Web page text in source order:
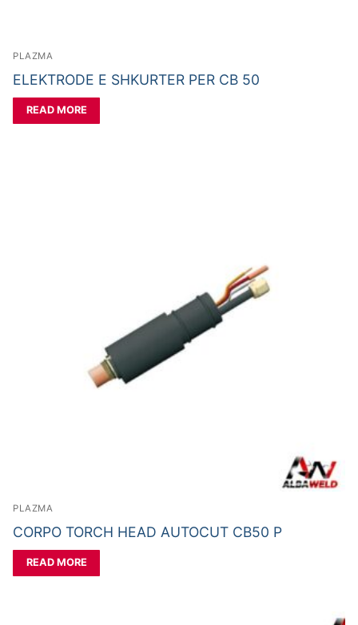
PLAZMA
ELEKTRODE E SHKURTER PER CB 50
READ MORE
PLAZMA
CORPO TORCH HEAD AUTOCUT CB50 P
READ MORE